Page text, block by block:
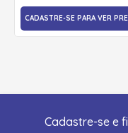
CADASTRE-SE PARA VER
Cadastre-se e